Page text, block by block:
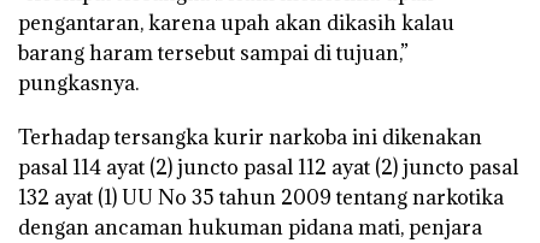
pengantaran, karena upah akan dikasih kalau
barang haram tersebut sampai di tujuan,”
pungkasnya.
Terhadap tersangka kurir narkoba ini dikenakan
pasal 114 ayat (2) juncto pasal 112 ayat (2) juncto pasal
132 ayat (1) UU No 35 tahun 2009 tentang narkotika
dengan ancaman hukuman pidana mati, penjara